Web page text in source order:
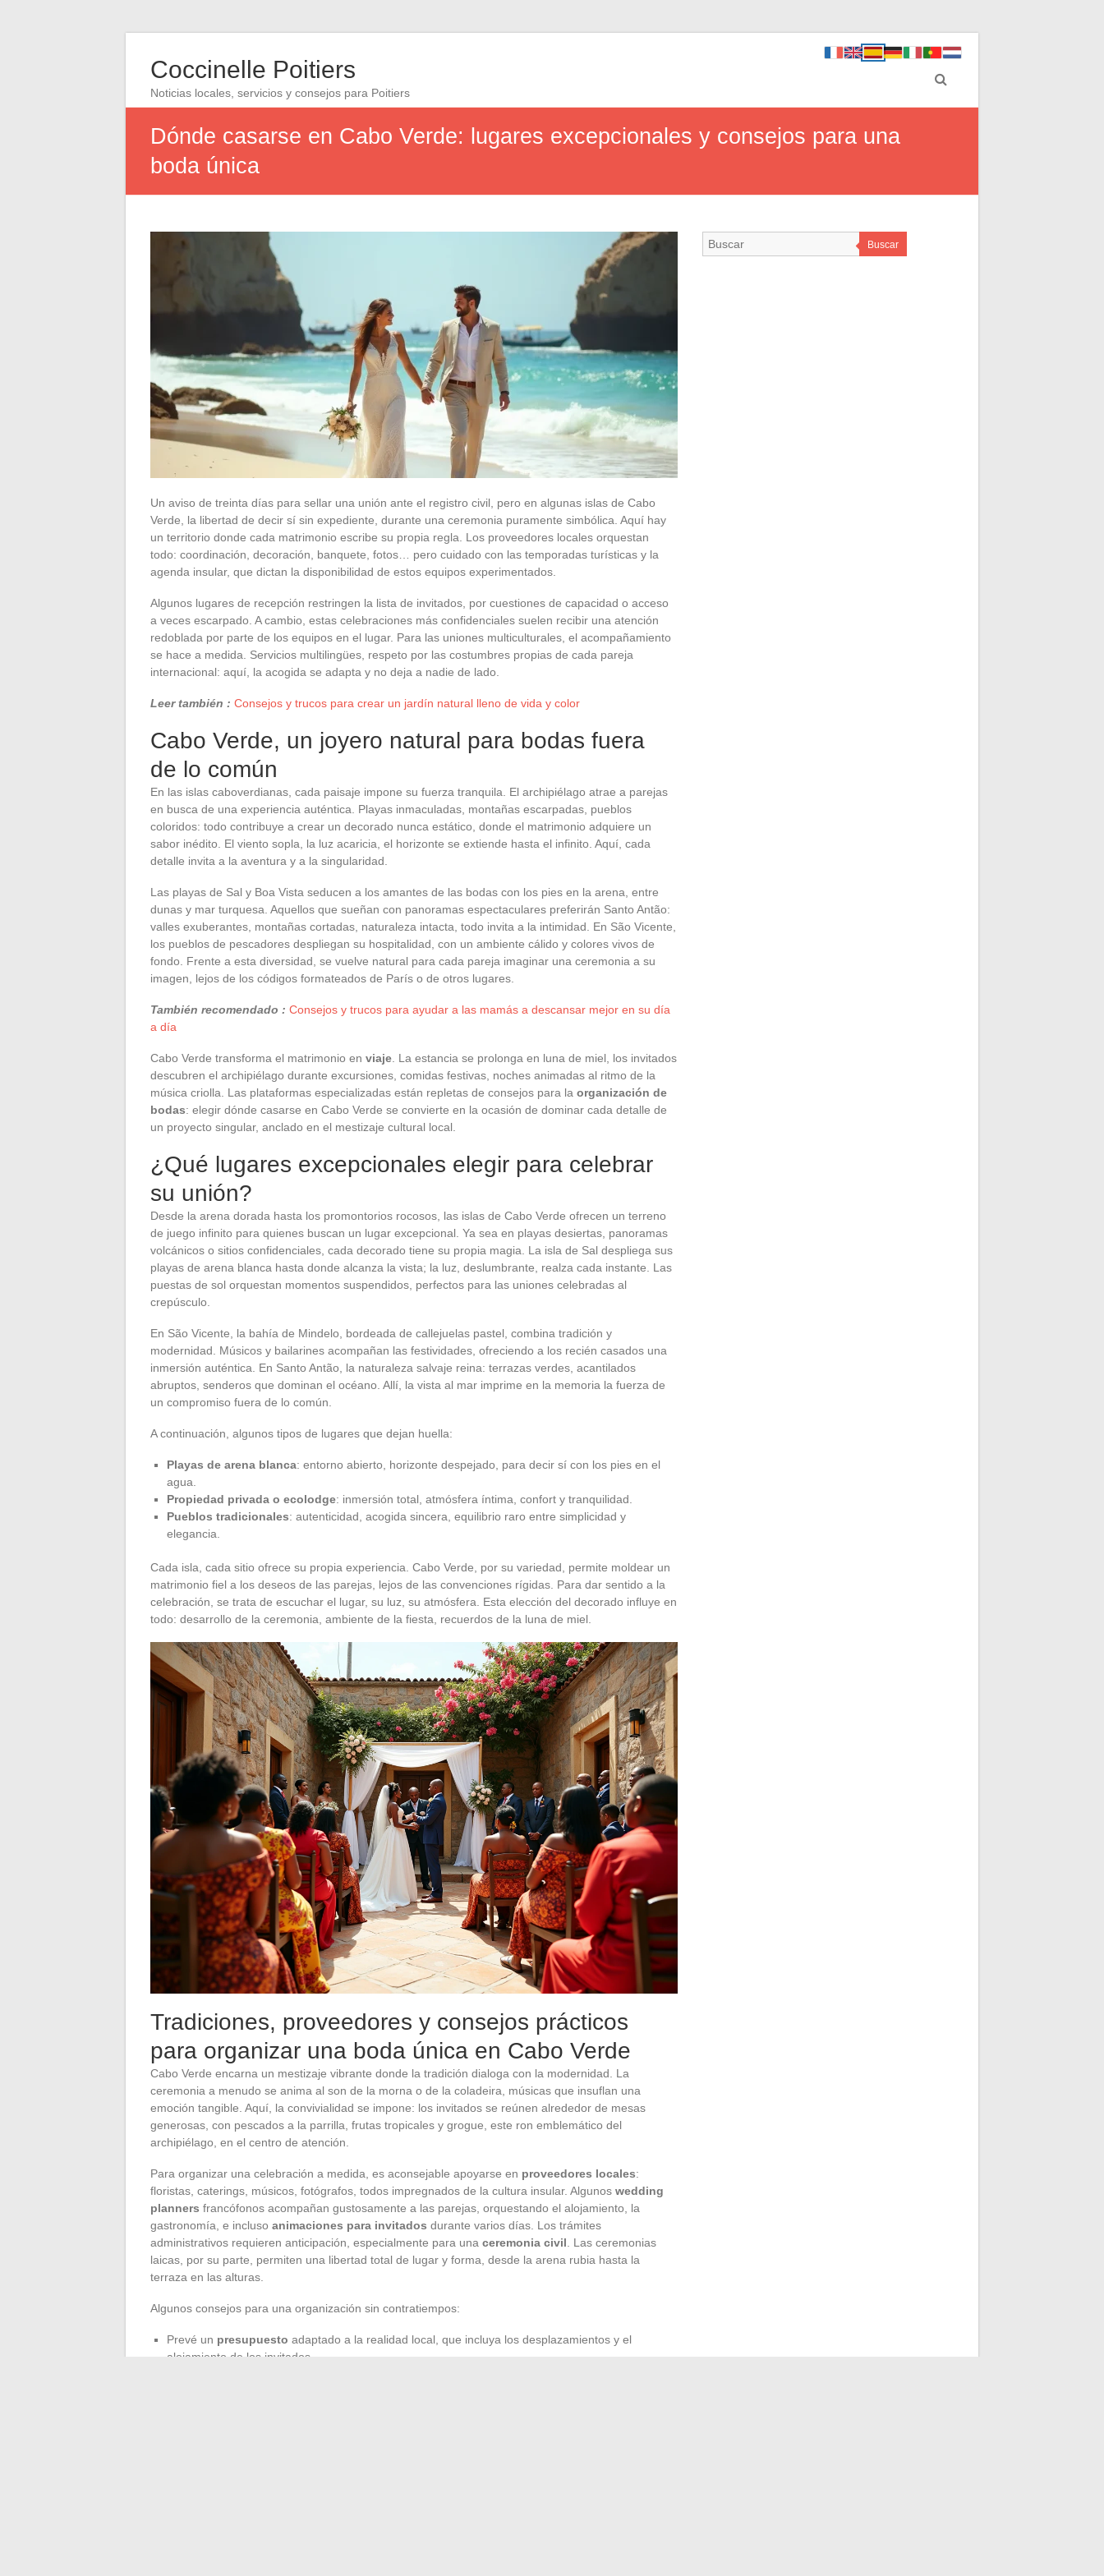
Coccinelle Poitiers
Noticias locales, servicios y consejos para Poitiers
Dónde casarse en Cabo Verde: lugares excepcionales y consejos para una
boda única
Un aviso de treinta días para sellar una unión ante el registro civil, pero en algunas islas de Cabo
Verde, la libertad de decir sí sin expediente, durante una ceremonia puramente simbólica. Aquí hay
un territorio donde cada matrimonio escribe su propia regla. Los proveedores locales orquestan
todo: coordinación, decoración, banquete, fotos… pero cuidado con las temporadas turísticas y la
agenda insular, que dictan la disponibilidad de estos equipos experimentados.
Algunos lugares de recepción restringen la lista de invitados, por cuestiones de capacidad o acceso
a veces escarpado. A cambio, estas celebraciones más confidenciales suelen recibir una atención
redoblada por parte de los equipos en el lugar. Para las uniones multiculturales, el acompañamiento
se hace a medida. Servicios multilingües, respeto por las costumbres propias de cada pareja
internacional: aquí, la acogida se adapta y no deja a nadie de lado.
Leer también : Consejos y trucos para crear un jardín natural lleno de vida y color
Cabo Verde, un joyero natural para bodas fuera
de lo común
En las islas caboverdianas, cada paisaje impone su fuerza tranquila. El archipiélago atrae a parejas
en busca de una experiencia auténtica. Playas inmaculadas, montañas escarpadas, pueblos
coloridos: todo contribuye a crear un decorado nunca estático, donde el matrimonio adquiere un
sabor inédito. El viento sopla, la luz acaricia, el horizonte se extiende hasta el infinito. Aquí, cada
detalle invita a la aventura y a la singularidad.
Las playas de Sal y Boa Vista seducen a los amantes de las bodas con los pies en la arena, entre
dunas y mar turquesa. Aquellos que sueñan con panoramas espectaculares preferirán Santo Antão:
valles exuberantes, montañas cortadas, naturaleza intacta, todo invita a la intimidad. En São Vicente,
los pueblos de pescadores despliegan su hospitalidad, con un ambiente cálido y colores vivos de
fondo. Frente a esta diversidad, se vuelve natural para cada pareja imaginar una ceremonia a su
imagen, lejos de los códigos formateados de París o de otros lugares.
También recomendado : Consejos y trucos para ayudar a las mamás a descansar mejor en su día
a día
Cabo Verde transforma el matrimonio en viaje . La estancia se prolonga en luna de miel, los invitados
descubren el archipiélago durante excursiones, comidas festivas, noches animadas al ritmo de la
música criolla. Las plataformas especializadas están repletas de consejos para la organización de
bodas: elegir dónde casarse en Cabo Verde se convierte en la ocasión de dominar cada detalle de
un proyecto singular, anclado en el mestizaje cultural local.
¿Qué lugares excepcionales elegir para celebrar
su unión?
Desde la arena dorada hasta los promontorios rocosos, las islas de Cabo Verde ofrecen un terreno
de juego infinito para quienes buscan un lugar excepcional. Ya sea en playas desiertas, panoramas
volcánicos o sitios confidenciales, cada decorado tiene su propia magia. La isla de Sal despliega sus
playas de arena blanca hasta donde alcanza la vista; la luz, deslumbrante, realza cada instante. Las
puestas de sol orquestan momentos suspendidos, perfectos para las uniones celebradas al
crepúsculo.
En São Vicente, la bahía de Mindelo, bordeada de callejuelas pastel, combina tradición y
modernidad. Músicos y bailarines acompañan las festividades, ofreciendo a los recién casados una
inmersión auténtica. En Santo Antão, la naturaleza salvaje reina: terrazas verdes, acantilados
abruptos, senderos que dominan el océano. Allí, la vista al mar imprime en la memoria la fuerza de
un compromiso fuera de lo común.
A continuación, algunos tipos de lugares que dejan huella:
Playas de arena blanca: entorno abierto, horizonte despejado, para decir sí con los pies en el
agua.
Propiedad privada o ecolodge: inmersión total, atmósfera íntima, confort y tranquilidad.
Pueblos tradicionales: autenticidad, acogida sincera, equilibrio raro entre simplicidad y
elegancia.
Cada isla, cada sitio ofrece su propia experiencia. Cabo Verde, por su variedad, permite moldear un
matrimonio fiel a los deseos de las parejas, lejos de las convenciones rígidas. Para dar sentido a la
celebración, se trata de escuchar el lugar, su luz, su atmósfera. Esta elección del decorado influye en
todo: desarrollo de la ceremonia, ambiente de la fiesta, recuerdos de la luna de miel.
Tradiciones, proveedores y consejos prácticos
para organizar una boda única en Cabo Verde
Cabo Verde encarna un mestizaje vibrante donde la tradición dialoga con la modernidad. La
ceremonia a menudo se anima al son de la morna o de la coladeira, músicas que insuflan una
emoción tangible. Aquí, la convivialidad se impone: los invitados se reúnen alrededor de mesas
generosas, con pescados a la parrilla, frutas tropicales y grogue, este ron emblemático del
archipiélago, en el centro de atención.
Para organizar una celebración a medida, es aconsejable apoyarse en proveedores locales:
floristas, caterings, músicos, fotógrafos, todos impregnados de la cultura insular. Algunos wedding
planners francófonos acompañan gustosamente a las parejas, orquestando el alojamiento, la
gastronomía, e incluso animaciones para invitados durante varios días. Los trámites
administrativos requieren anticipación, especialmente para una ceremonia civil . Las ceremonias
laicas, por su parte, permiten una libertad total de lugar y forma, desde la arena rubia hasta la
terraza en las alturas.
Algunos consejos para una organización sin contratiempos:
Prevé un presupuesto adaptado a la realidad local, que incluya los desplazamientos y el
alojamiento de los invitados,
Buscar